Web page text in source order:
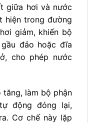
giữa hơi và nước
hiện trong đường
giảm, khiến bộ
đảo hoặc đĩa
cho phép nước
tăng, làm bộ phận
động đóng lại,
Cơ chế này lặp